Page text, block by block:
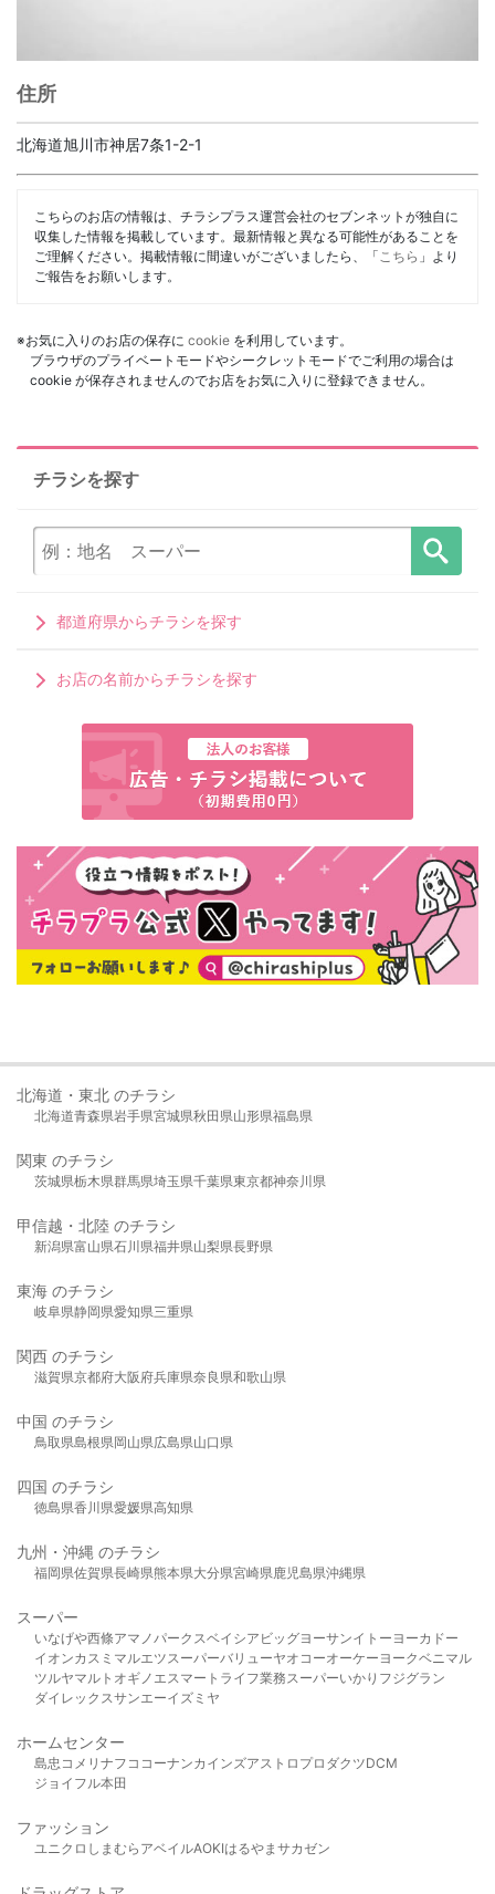
住所
北海道旭川市神居7条1-2-1
こちらのお店の情報は、チラシプラス運営会社のセブンネットが独自に
収集した情報を掲載しています。最新情報と異なる可能性があることを
ご理解ください。掲載情報に間違いがございましたら、「 こちら 」より
ご報告をお願いします。
※お気に入りのお店の保存に cookie を利用しています。
ブラウザのプライベートモードやシークレットモードでご利用の場合は
cookie が保存されませんのでお店をお気に入りに登録できません。
チラシを探す
都道府県からチラシを探す
お店の名前からチラシを探す
北海道・東北 のチラシ
北海道青森県岩手県宮城県秋田県山形県福島県
関東 のチラシ
茨城県栃木県群馬県埼玉県千葉県東京都神奈川県
甲信越・北陸 のチラシ
新潟県富山県石川県福井県山梨県長野県
東海 のチラシ
岐阜県静岡県愛知県三重県
関西 のチラシ
滋賀県京都府大阪府兵庫県奈良県和歌山県
中国 のチラシ
鳥取県島根県岡山県広島県山口県
四国 のチラシ
徳島県香川県愛媛県高知県
九州・沖縄 のチラシ
福岡県佐賀県長崎県熊本県大分県宮崎県鹿児島県沖縄県
スーパー
いなげや西條アマノパークスベイシア ビッグヨーサンイトーヨーカドー
イオンカスミ マルエツスーパーバリューヤオコーオーケー ヨークベニマル
ツルヤマルト オギノ エスマート ライフ業務スーパーいかり フジグラン
ダイレックスサンエーイズミヤ
ホームセンター
島忠 コメリ ナフコ コーナンカインズアストロプロダクツDCM
ジョイフル本田
ファッション
ユニクロ しまむら アベイルAOKIはるやま サカゼン